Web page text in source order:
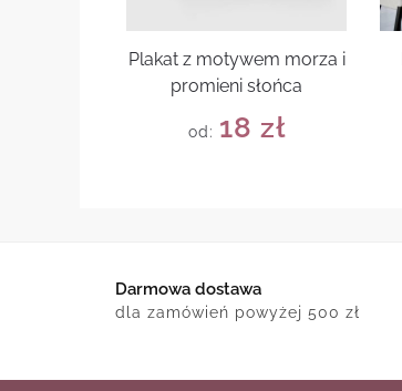
Plakat z motywem morza i
promieni słońca
od: 18 zł
Darmowa dostawa
dla zamówień powyżej 500 zł